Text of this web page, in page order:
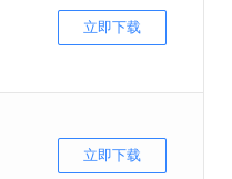
立即下载
立即下载